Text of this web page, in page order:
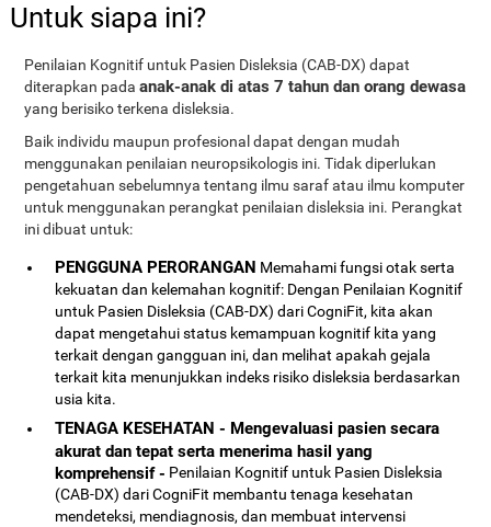
Untuk siapa ini?
Penilaian Kognitif untuk Pasien Disleksia (CAB-DX) dapat
diterapkan padaanak-anak di atas 7 tahun dan orang dewasa
yang berisiko terkena disleksia.
Baik individu maupun profesional dapat dengan mudah
menggunakan penilaian neuropsikologis ini. Tidak diperlukan
pengetahuan sebelumnya tentang ilmu saraf atau ilmu komputer
untuk menggunakan perangkat penilaian disleksia ini. Perangkat
ini dibuat untuk:
PENGGUNA PERORANGAN Memahami fungsi otak serta
kekuatan dan kelemahan kognitif: Dengan Penilaian Kognitif
untuk Pasien Disleksia (CAB-DX) dari CogniFit, kita akan
dapat mengetahui status kemampuan kognitif kita yang
terkait dengan gangguan ini, dan melihat apakah gejala
terkait kita menunjukkan indeks risiko disleksia berdasarkan
usia kita.
TENAGA KESEHATAN - Mengevaluasi pasien secara
akurat dan tepat serta menerima hasil yang
komprehensif - Penilaian Kognitif untuk Pasien Disleksia
(CAB-DX) dari CogniFit membantu tenaga kesehatan
mendeteksi, mendiagnosis, dan membuat intervensi